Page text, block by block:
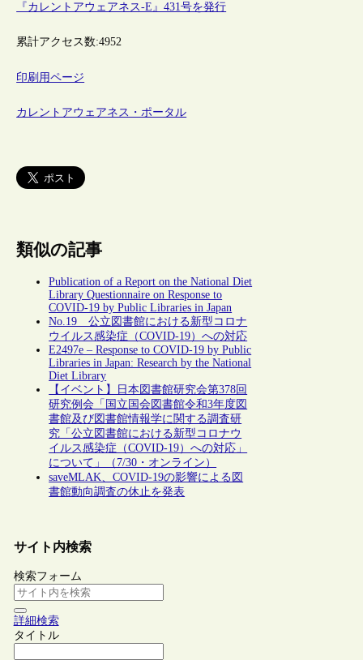
『カレントアウェアネス-E』431号を発行
累計アクセス数:4952
印刷用ページ
カレントアウェアネス・ポータル
類似の記事
Publication of a Report on the National Diet
Library Questionnaire on Response to
COVID-19 by Public Libraries in Japan
No.19 公立図書館における新型コロナ
ウイルス感染症（COVID-19）への対応
E2497e – Response to COVID-19 by Public
Libraries in Japan: Research by the National
Diet Library
【イベント】日本図書館研究会第378回
研究例会「国立国会図書館令和3年度図
書館及び図書館情報学に関する調査研
究「公立図書館における新型コロナウ
イルス感染症（COVID-19）への対応」
について」（7/30・オンライン）
saveMLAK、COVID-19の影響による図
書館動向調査の休止を発表
サイト内検索
検索フォーム
詳細検索
タイトル